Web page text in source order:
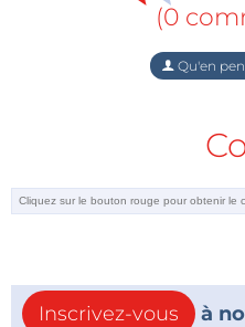
(0
Qu'en
Inscrivez-vous
à